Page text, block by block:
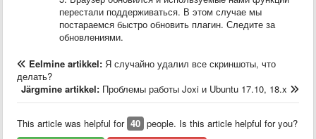
перестали поддерживаться. В этом случае мы
постараемся быстро обновить плагин. Следите за
обновлениями.
Eelmine artikkel: Я случайно удалил все скриншоты, что
делать?
Järgmine artikkel: Проблемы работы Joxi и Ubuntu 17.10, 18.x
This article was helpful for 40 people. Is this article helpful for you?